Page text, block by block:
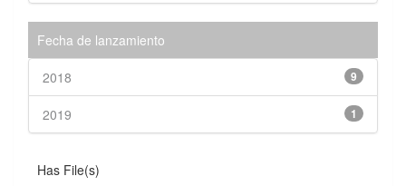
Fecha de lanzamiento
9
2018
1
2019
Has File(s)